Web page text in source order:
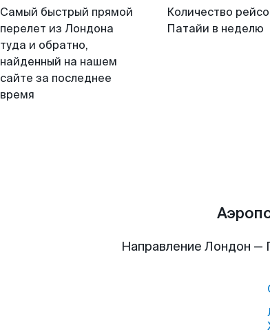
Самый быстрый прямой
перелет из Лондона
туда и обратно,
найденный на нашем
сайте за последнее
время
Количество
Патайи в неделю
Направление Лондон —